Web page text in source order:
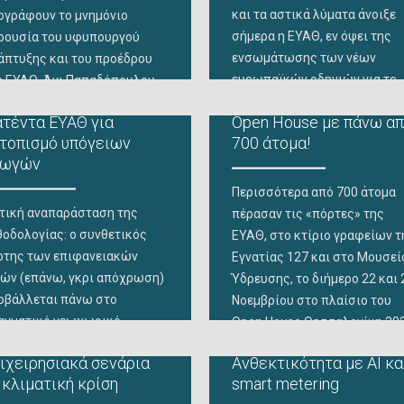
αντλητικών
του
όπως και τον
αποχέτευσης από την ΕΥΑΘ
προς
το μνημόνιο
του υφυπουργού
και του προέδρου
ΕΥΑΘ, Άγι Παπαδόπουλου
ερευνητικές δράσεις
βασίζονται στην ανάλυση
λυμάτων και
υδάτινων
υπέγραψε
η ΕΥΑΘ με το Ινστιτούτο
Βιοεπιστημών
του ΕΚΕΤΑ στα κεντρικά
και τα αστικά λύματα άνοιξε
σήμερα η ΕΥΑΘ, εν όψει της
ενσωμάτωσης των νέων
ευρωπαϊκών οδηγιών για το
και των συνακόλουθων
προκλήσεων για τις εταιρείες
ύδρευσης – αποχέτευσης. Το
θέμα αυτό βρίσκεται πλέον
επίκεντρο των ευρωπαϊκών
πολιτικών για το περιβάλλον
και τη
ΕΥΑΘ για
υπόγειων
αναπαράσταση της
ο συνθετικός
των επιφανειακών
(επάνω, γκρι απόχρωση)
πάνω στο
γεωχωρικό
επιφανειακή
του υπόγειου
Open House με πάνω
700 άτομα!
Περισσότερα από 700 άτομα
πέρασαν τις «πόρτες» της
ΕΥΑΘ, στο κτίριο γραφείων
Εγνατίας 127 και στο
Ύδρευσης, το διήμερο 22 και
Νοεμβρίου στο πλαίσιο του
Open House Θεσσαλονίκη
γραφείων της ΕΥΑΘ
περιηγήθηκαν 460 άτομα
σενάρια
κρίση
Ανθεκτικότητα με ΑΙ
smart metering